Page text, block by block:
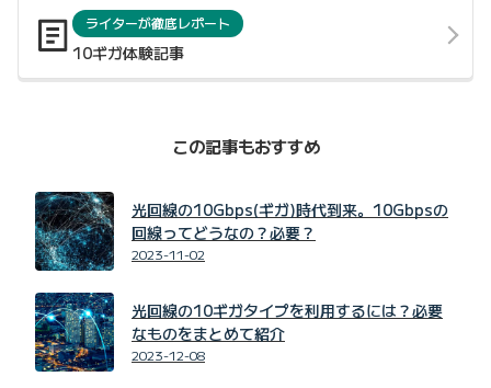
ライターが徹底レポート
10ギガ体験記事
この記事もおすすめ
光回線の10Gbps(ギガ)時代到来。10Gbpsの
回線ってどうなの？必要？
2023-11-02
光回線の10ギガタイプを利用するには？必要
なものをまとめて紹介
2023-12-08